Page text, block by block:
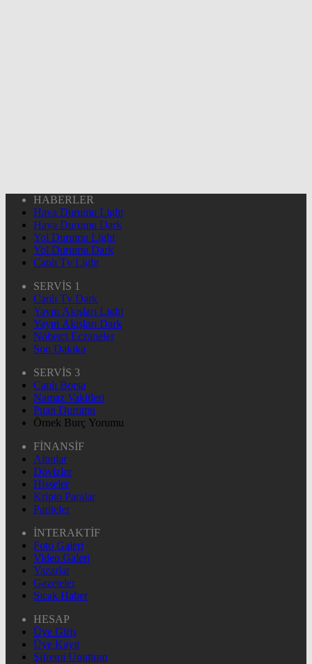
HABERLER
Hava Durumu Light
Hava Durumu Dark
Yol Durumu Light
Yol Durumu Dark
Canlı Tv Light
SERVİS 1
Canlı Tv Dark
Yayın Akışları Light
Yayın Akışları Dark
Nöbetçi Eczaneler
Son Dakika
SERVİS 3
Canlı Borsa
Namaz Vakitleri
Puan Durumu
Örnek Burç Yorumu
FİNANSİF
Altınlar
Dövizler
Hisseler
Kripto Paralar
Pariteler
İNTERAKTİF
Foto Galeri
Video Galeri
Yazarlar
Gazeteler
Sıcak Haber
HESAP
Üye Giriş
Üye Kayıt
Şifremi Unuttum